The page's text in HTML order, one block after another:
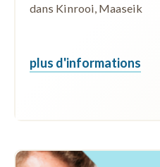
dans Kinrooi, Maaseik
plus d'informations